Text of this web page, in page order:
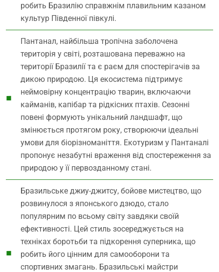
робить Бразилію справжнім плавильним казаном
культур Південної півкулі.
Пантанал, найбільша тропічна заболочена
територія у світі, розташована переважно на
території Бразилії та є раєм для спостерігачів за
дикою природою. Ця екосистема підтримує
неймовірну концентрацію тварин, включаючи
кайманів, капібар та рідкісних птахів. Сезонні
повені формують унікальний ландшафт, що
змінюється протягом року, створюючи ідеальні
умови для біорізноманіття. Екотуризм у Пантаналі
пропонує незабутні враження від спостереження за
природою у її первозданному стані.
Бразильське джиу-джитсу, бойове мистецтво, що
розвинулося з японського дзюдо, стало
популярним по всьому світу завдяки своїй
ефективності. Цей стиль зосереджується на
техніках боротьби та підкорення суперника, що
робить його цінним для самооборони та
спортивних змагань. Бразильські майстри